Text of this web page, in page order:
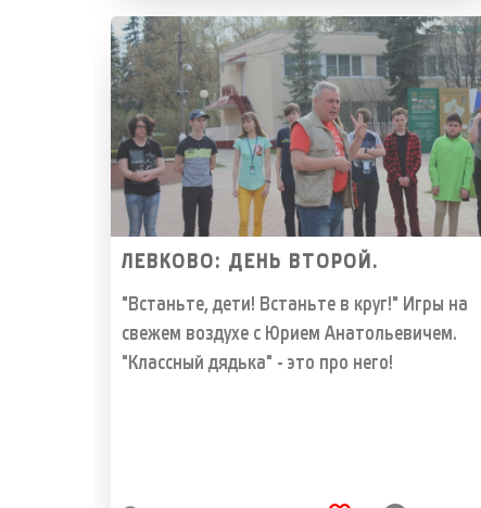
ЛЕВКОВО: ДЕНЬ ВТОРОЙ.
"Встаньте, дети! Встаньте в круг!" Игры на
свежем воздухе с Юрием Анатольевичем.
"Классный дядька" - это про него!